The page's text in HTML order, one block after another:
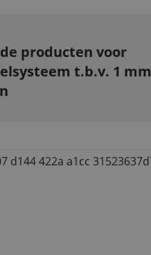
producten voor
t.b.v. 1 mm